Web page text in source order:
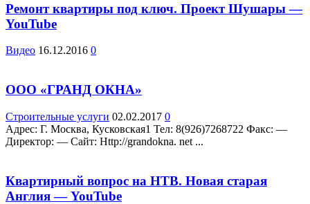
Ремонт квартиры под ключ. Проект Шушары —
YouTube
Видео 16.12.2016 0
ООО «ГРАНД ОКНА»
Строительные услуги 02.02.2017 0
Адрес: Г. Москва, Кусковская1 Teл: 8(926)7268722 Факс: —
Директор: — Сайт: Http://grandokna. net ...
Квартирный вопрос на НТВ. Новая старая
Англия — YouTube